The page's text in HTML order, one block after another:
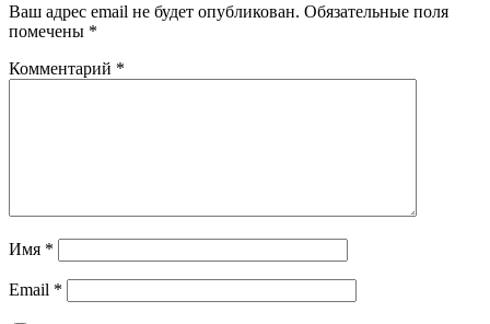
Ваш адрес email не будет опубликован. Обязательные поля
помечены *
Комментарий *
Имя *
Email *